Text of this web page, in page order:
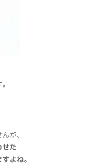
が、
せた
よね。